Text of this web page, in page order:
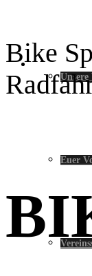
Unsere
Euer
Bike